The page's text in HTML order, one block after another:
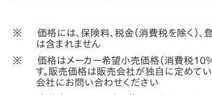
価格には、保険料、税金（消費税を除く）
は含まれません
価格はメーカー希望小売価格（消費税10
す。販売価格は販売会社が独自に定めてい
会社にお問い合わせください